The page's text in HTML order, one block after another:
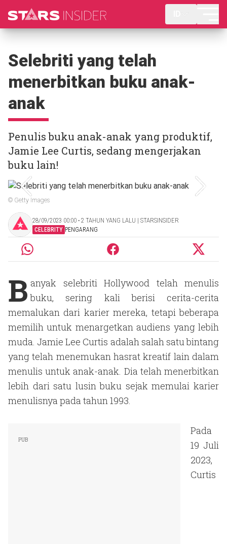
Selebriti yang telah
menerbitkan buku anak-
anak
Penulis buku anak-anak yang produktif,
Jamie Lee Curtis, sedang mengerjakan
buku lain!
© Getty Images
28/09/2023 00:00 ‧ 2 TAHUN YANG LALU | STARSINSIDER
CELEBRITY PENGARANG
B anyak selebriti Hollywood telah menulis
buku, sering kali berisi cerita-cerita
memalukan dari karier mereka, tetapi beberapa
memilih untuk menargetkan audiens yang lebih
muda. Jamie Lee Curtis adalah salah satu bintang
yang telah menemukan hasrat kreatif lain dalam
menulis untuk anak-anak. Dia telah menerbitkan
lebih dari satu lusin buku sejak memulai karier
menulisnya pada tahun 1993.
Pada
19 Juli
2023,
Curtis